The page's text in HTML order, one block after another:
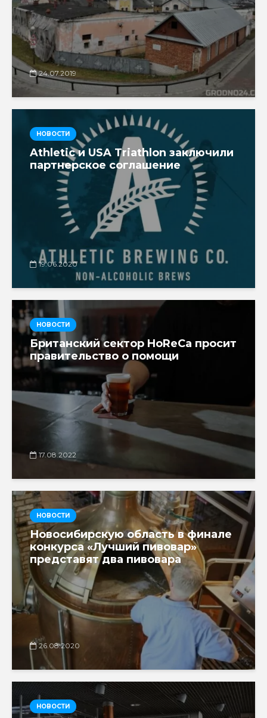
24.07.2019
НОВОСТИ
Athletic и USA Triathlon заключили
партнерское соглашение
19.06.2020
НОВОСТИ
Британский сектор HoReCa просит
правительство о помощи
17.08.2022
НОВОСТИ
Новосибирскую область в финале
конкурса «Лучший пивовар»
представят два пивовара
26.08.2020
НОВОСТИ